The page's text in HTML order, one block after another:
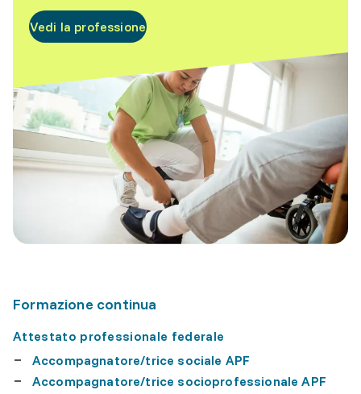
Vedi la professione
Formazione continua
Attestato professionale federale
Accompagnatore/trice sociale APF
Accompagnatore/trice socioprofessionale APF